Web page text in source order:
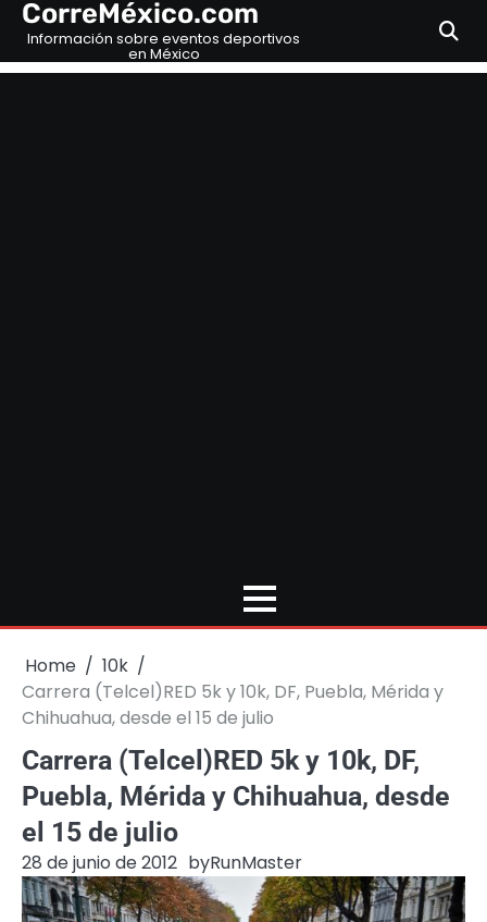
Skip
content
CorreMéxico.com
Información sobre eventos deportivos
en México
Home
10k
Carrera (Telcel)RED 5k y 10k, DF, Puebla, Mérida y
Chihuahua, desde el 15 de julio
Carrera (Telcel)RED 5k y 10k, DF,
Puebla, Mérida y Chihuahua, desde
el 15 de julio
28 de junio de 2012 byRunMaster